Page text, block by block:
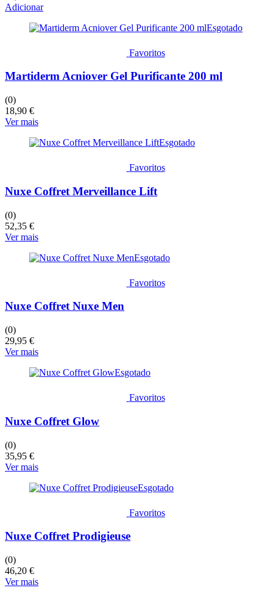
Adicionar
Esgotado
Favoritos
Martiderm Acniover Gel Purificante 200 ml
(0)
18,90 €
Ver mais
Esgotado
Favoritos
Nuxe Coffret Merveillance Lift
(0)
52,35 €
Ver mais
Esgotado
Favoritos
Nuxe Coffret Nuxe Men
(0)
29,95 €
Ver mais
Esgotado
Favoritos
Nuxe Coffret Glow
(0)
35,95 €
Ver mais
Esgotado
Favoritos
Nuxe Coffret Prodigieuse
(0)
46,20 €
Ver mais